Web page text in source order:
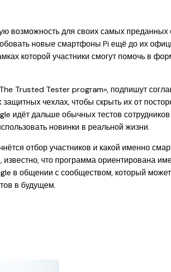
возможность для своих самых
новые смартфоны Pi ещё до их
которой участники смогут помочь в
Trusted Tester program», подпишут
чехлах, чтобы скрыть их от
идёт дальше обычных тестов
новинки в реальной жизни.
отбор участников и какой именно
известно, что программа ориентирована
в общении с сообществом, который
в будущем.